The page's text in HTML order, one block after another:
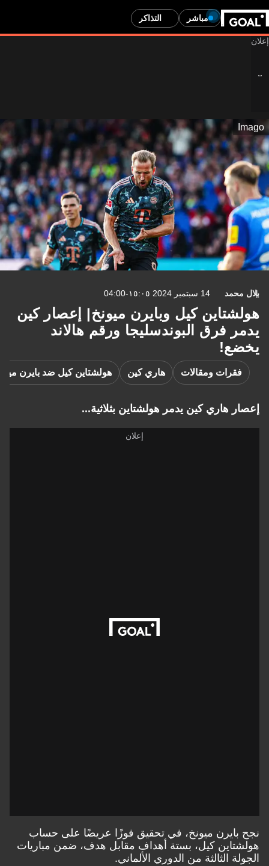
مباشر التذاكر
Imago
بلال محمد 14 سبتمبر 2024 ١٥:٠٥-04:00
هولشتاين كيل وبايرن ميونخ| إعصار كين
يدمر فرق البوندسليجا ورقم هالاند
يخضع!
فقرات ومقالات هاري كين هولشتاين كيل ضد بايرن
إعصار هاري كين يدمر هولشتاين بثلاثية...
نجح بايرن ميونخ، في تحقيق فوزًا عريضًا على حساب
هولشتاين كيل، بستة أهداف مقابل هدف، ضمن مباريات
الجولة الثالثة من الدوري الألماني.